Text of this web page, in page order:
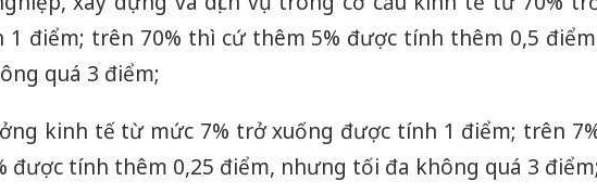
1 điểm; trên 70% thì cứ thêm 5% được tính thêm 0,5
quá 3 điểm;
kinh tế từ mức 7% trở xuống được tính 1 điểm; trên
được tính thêm 0,25 điểm, nhưng tối đa không quá 3